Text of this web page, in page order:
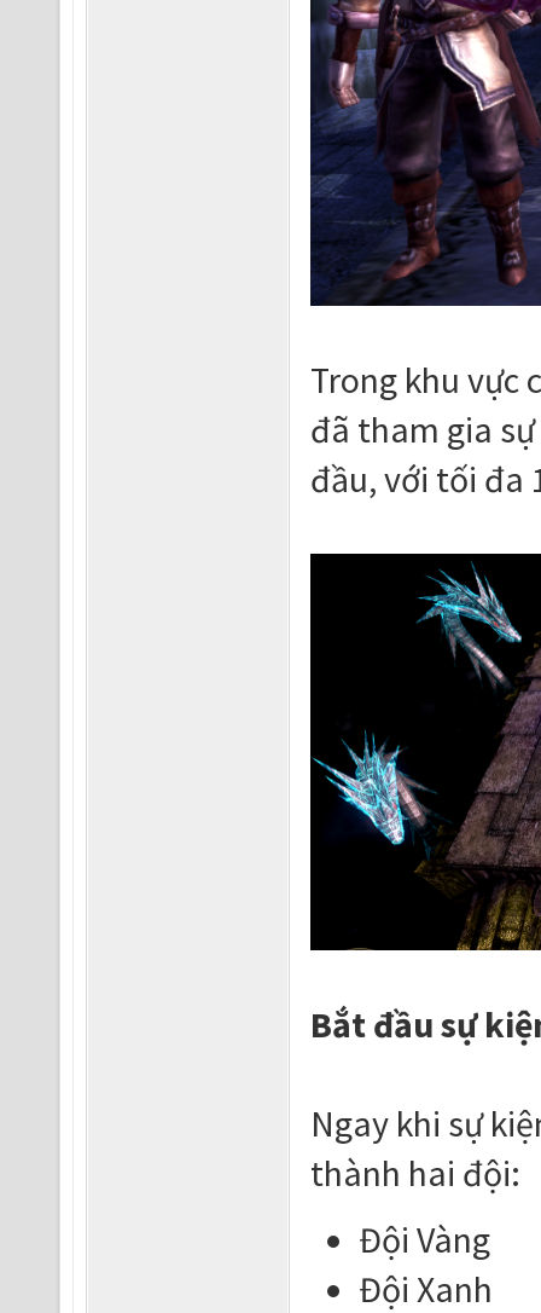
Trong khu vực
đã tham gia
đầu, với tối đa
Bắt đầu sự
Ngay khi sự
thành hai đội:
Đội Vàng
Đội Xanh